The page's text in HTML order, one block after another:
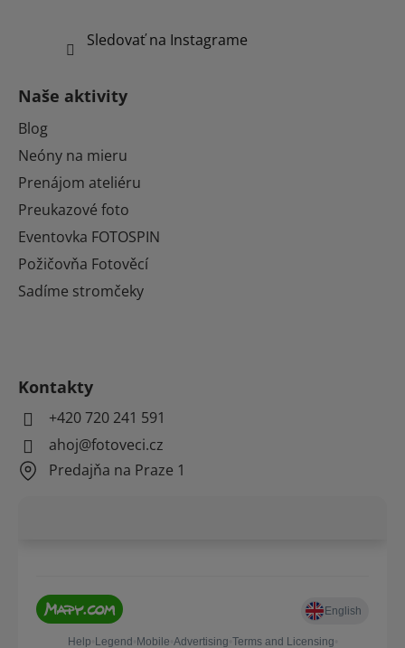
Sledovať na Instagrame
Naše aktivity
Blog
Neóny na mieru
Prenájom ateliéru
Preukazové foto
Eventovka FOTOSPIN
Požičovňa Fotověcí
Sadíme stromčeky
Kontakty
+420 720 241 591
ahoj@fotoveci.cz
Predajňa na Praze 1